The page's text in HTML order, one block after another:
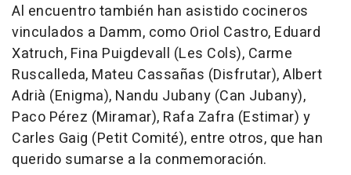
Al encuentro también han asistido cocineros
vinculados a Damm, como Oriol Castro, Eduard
Xatruch, Fina Puigdevall (Les Cols), Carme
Ruscalleda, Mateu Cassañas (Disfrutar), Albert
Adrià (Enigma), Nandu Jubany (Can Jubany),
Paco Pérez (Miramar), Rafa Zafra (Estimar) y
Carles Gaig (Petit Comité), entre otros, que han
querido sumarse a la conmemoración.